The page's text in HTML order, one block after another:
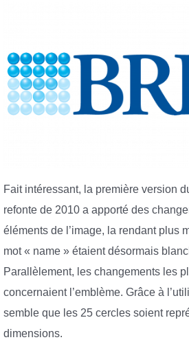
Fait intéressant, la première version
refonte de 2010 a apporté des
éléments de l’image, la rendant plus
mot « name » étaient désormais
Parallèlement, les changements les
concernaient l’emblème. Grâce à
semble que les 25 cercles soient
dimensions.